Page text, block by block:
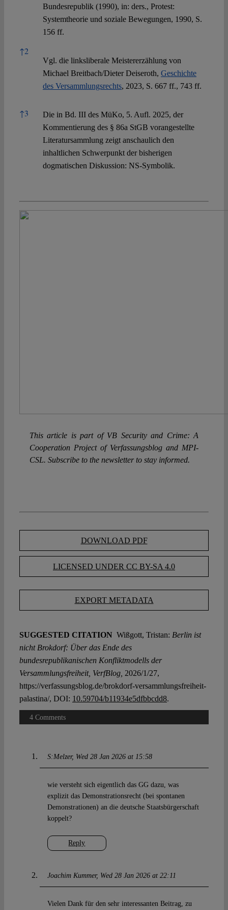
Bundesrepublik (1990), in: ders., Protest:
Systemtheorie und soziale Bewegungen, 1990, S.
156 ff.
↑2
Vgl. die linksliberale Meistererzählung von
Michael Breitbach/Dieter Deiseroth, Geschichte
des Versammlungsrechts, 2023, S. 667 ff., 743 ff.
↑3
Die in Bd. III des MüKo, 5. Aufl. 2025, der
Kommentierung des § 86a StGB vorangestellte
Literatursammlung zeigt anschaulich den
inhaltlichen Schwerpunkt der bisherigen
dogmatischen Diskussion: NS-Symbolik.
This article is part of VB Security and Crime: A
Cooperation Project of Verfassungsblog and MPI-
CSL. Subscribe to the newsletter to stay informed.
DOWNLOAD PDF
LICENSED UNDER CC BY-SA 4.0
EXPORT METADATA
SUGGESTED CITATION Wißgott, Tristan: Berlin ist
nicht Brokdorf: Über das Ende des
bundesrepublikanischen Konfliktmodells der
Versammlungsfreiheit, VerfBlog, 2026/1/27,
https://verfassungsblog.de/brokdorf-versammlungsfreiheit-
palastina/, DOI: 10.59704/b11934e5dfbbcdd8.
4 Comments
S:Melzer Wed 28 Jan 2026 at 15:58
Reply
wie versteht sich eigentlich das GG dazu, was
explizit das Demonstrationsrecht (bei spontanen
Demonstrationen) an die deutsche Staatsbürgerschaft
koppelt?
Joachim Kummer Wed 28 Jan 2026 at 22:11
Vielen Dank für den sehr interessanten Beitrag, zu